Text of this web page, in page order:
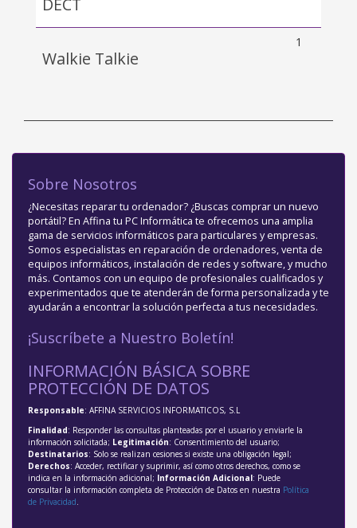
DECT
Walkie Talkie
1
Sobre Nosotros
¿Necesitas reparar tu ordenador? ¿Buscas comprar un nuevo
portátil? En Affina tu PC Informática te ofrecemos una amplia
gama de servicios informáticos para particulares y empresas.
Somos especialistas en reparación de ordenadores, venta de
equipos informáticos, instalación de redes y software, y mucho
más. Contamos con un equipo de profesionales cualificados y
experimentados que te atenderán de forma personalizada y te
ayudarán a encontrar la solución perfecta a tus necesidades.
¡Suscríbete a Nuestro Boletín!
INFORMACIÓN BÁSICA SOBRE
PROTECCIÓN DE DATOS
Responsable: AFFINA SERVICIOS INFORMATICOS, S.L
Finalidad: Responder las consultas planteadas por el usuario y enviarle la
información solicitada; Legitimación: Consentimiento del usuario;
Destinatarios: Solo se realizan cesiones si existe una obligación legal;
Derechos: Acceder, rectificar y suprimir, así como otros derechos, como se
indica en la información adicional; Información Adicional: Puede
consultar la información completa de Protección de Datos en nuestra Política
de Privacidad.